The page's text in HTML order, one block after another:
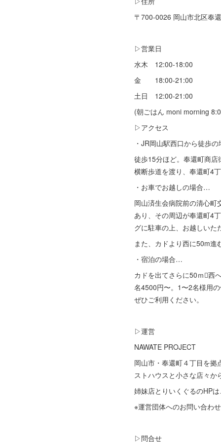
〒700-0026 岡山市北区奉
▷営業日
水木 12:00-18:00
金 18:00-21:00
土日 12:00-21:00
(朝ごはん moni morning
▷アクセス
・JR岡山駅西口から徒歩
徒歩15分ほど。奉還町商
横断歩道を渡り、奉還町4
・お車でお越しの場合…
岡山済生会病院前の清心
あり、その周辺が奉還町4
グに駐車の上、お越しいた
また、カドより西に50m進
・宿泊の場合…
カドを出てさらに50ｍ西
名4500円〜。1〜2名様用
ぜひご利用ください。
▷運営
NAWATE PROJECT
岡山市・奉還町４丁目を拠
ストハウスと小さな店々か
姉妹店とりいくぐるのHP
※運営団体へのお問い合わ
▷問合せ